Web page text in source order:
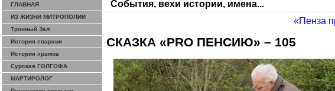
ГЛАВНАЯ
ИЗ ЖИЗНИ МИТРОПОЛИИ
Тронный Зал
История епархии
История храмов
Сурская ГОЛГОФА
МАРТИРОЛОГ
События, вехи истории, имена...
«Пенза
СКАЗКА «PRO ПЕНСИЮ» – 105